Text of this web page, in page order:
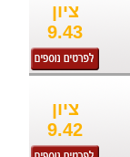
ציון
9.43
ציון
9.42